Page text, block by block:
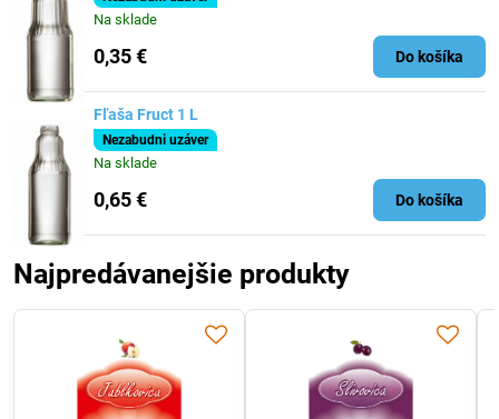
Na sklade
0,35 € Do košíka
Fľaša Fruct 1 L
Nezabudni uzáver
Na sklade
0,65 € Do košíka
Najpredávanejšie produkty